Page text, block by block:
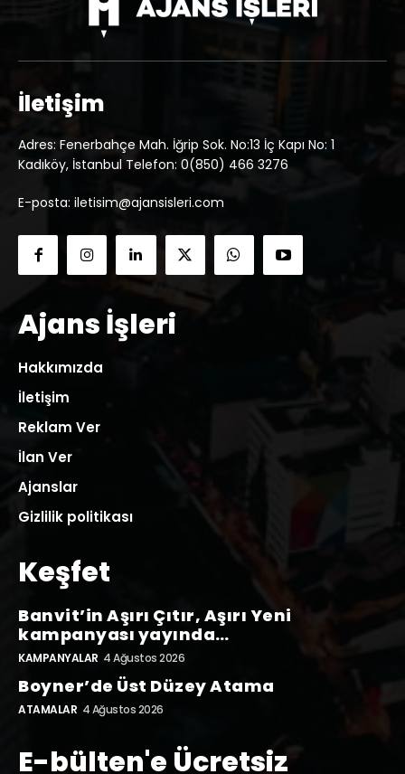
İletişim
Adres: Fenerbahçe Mah. İğrip Sok. No:13 İç Kapı No: 1
Kadıköy, İstanbul Telefon: 0(850) 466 3276
E-posta: iletisim@ajansisleri.com
Ajans İşleri
Hakkımızda
İletişim
Reklam Ver
İlan Ver
Ajanslar
Gizlilik politikası
Keşfet
Banvit’in Aşırı Çıtır, Aşırı Yeni
kampanyası yayında…
KAMPANYALAR 4 Ağustos 2026
Boyner’de Üst Düzey Atama
ATAMALAR 4 Ağustos 2026
E-bülten'e Ücretsiz